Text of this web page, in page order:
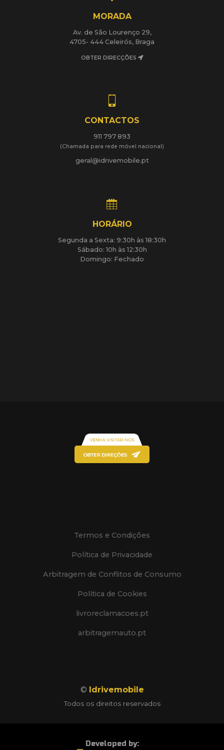
MORADA
Av. de São Lourenço 29,
4705- 444 Celeirós, Braga
OBTER DIRECÇÕES
CONTACTOS
911 797 893
(Chamada para rede móvel nacional)
geral@idrivemobile.pt
HORÁRIO
Segunda a Sexta: 9:30h às 18:30h
Sábado: 10h às 12:30h
Domingo: Fechado
Termos e Condições
Política de Privacidade
Arbitragem de Conflitos de Consumo
Política de Cookies
livroreclamacoes.pt
arbitragemauto.pt
© Idrivemobile
Todos os direitos reservados
Developed by: